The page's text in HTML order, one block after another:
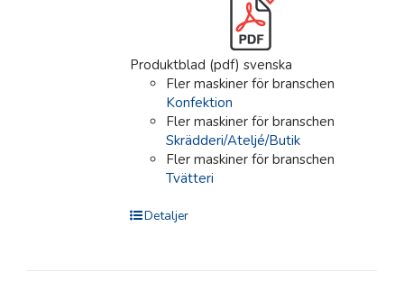
Produktblad (pdf) svenska
Fler maskiner för branschen
Konfektion
Fler maskiner för branschen
Skrädderi/Ateljé/Butik
Fler maskiner för branschen
Tvätteri
Detaljer